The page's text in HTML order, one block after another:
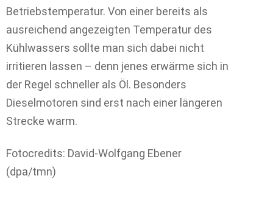
Betriebstemperatur. Von einer bereits als
ausreichend angezeigten Temperatur des
Kühlwassers sollte man sich dabei nicht
irritieren lassen – denn jenes erwärme sich in
der Regel schneller als Öl. Besonders
Dieselmotoren sind erst nach einer längeren
Strecke warm.
Fotocredits: David-Wolfgang Ebener
(dpa/tmn)